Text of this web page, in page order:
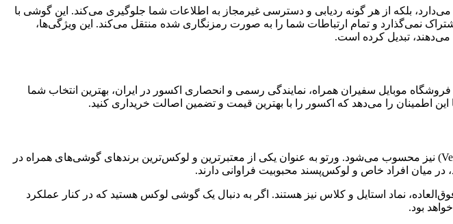
بلکه از هر گونه ردیابی و دسترسی غیرمجاز به اطلاعات شما جلوگیری می‌کند. این گوشی با
نمی‌گذارد و تمام ارتباطات شما را به صورت رمزنگاری شده منتقل می‌کند. این ویژگی‌ها،
می‌دهند، تبدیل کرده است.
موبایل سفیران همراه، نمایندگی رسمی و انحصاری اکسور در ایران، بهترین انتخاب شما
اطمینان را می‌دهد که اکسور را با بهترین قیمت و تضمین اصالت خریداری کنید.
فروشگاه موبایل سفیران همراه نه تنها نمایندگی اکسور در ایران است، بلکه نمایندگی رسمی برند ورتو (Vertu) نیز محسوب می‌شود. ورتو به عنوان یکی از معتبرترین و لوکس‌ترین برندهای گوشی‌های همراه در
در میان افراد خاص و لوکس‌پسند محبوبیت فراوانی دارند.
نماد استایل و کلاس نیز هستند. اگر به دنبال یک گوشی لوکس هستید که در کنار عملکرد
بود.